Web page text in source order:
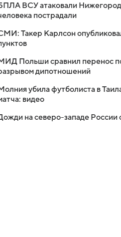
ВСУ атаковали
пострадали
Такер Карлсон
Польши сравнил перенос
дипотношений
убила футболиста в
видео
на северо-западе России